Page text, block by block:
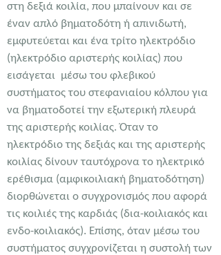
στη δεξιά κοιλία, που μπαίνουν και σε
έναν απλό βηματοδότη ή απινιδωτή,
εμφυτεύεται και ένα τρίτο ηλεκτρόδιο
(ηλεκτρόδιο αριστερής κοιλίας) που
εισάγεται μέσω του φλεβικού
συστήματος του στεφανιαίου κόλπου για
να βηματοδοτεί την εξωτερική πλευρά
της αριστερής κοιλίας. Όταν το
ηλεκτρόδιο της δεξιάς και της αριστερής
κοιλίας δίνουν ταυτόχρονα το ηλεκτρικό
ερέθισμα (αμφικοιλιακή βηματοδότηση)
διορθώνεται ο συγχρονισμός που αφορά
τις κοιλιές της καρδιάς (δια-κοιλιακός και
ενδο-κοιλιακός). Επίσης, όταν μέσω του
συστήματος συγχρονίζεται η συστολή των